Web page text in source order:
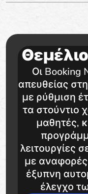
Οι Booking
απευθείας
με ρύθμιση
τα στούντιο
μαθητές,
λειτουργίες
με
έξυπνη
έλεγχο